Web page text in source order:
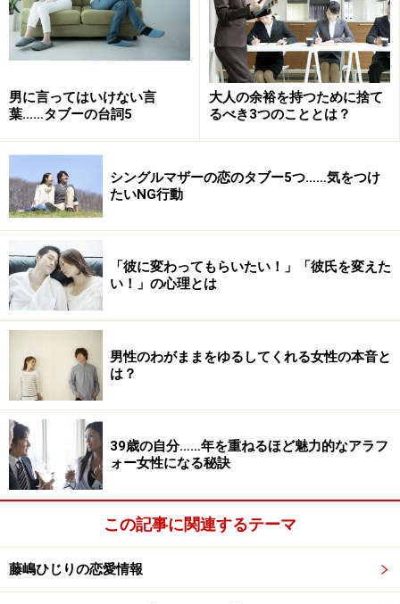
男に言ってはいけない言
葉……タブーの台詞5
大人の余裕を持つために捨て
るべき3つのこととは？
シングルマザーの恋のタブー5つ……気をつけ
たいNG行動
「彼に変わってもらいたい！」「彼氏を変えた
い！」の心理とは
男性のわがままをゆるしてくれる女性の本音と
は？
39歳の自分……年を重ねるほど魅力的なアラフ
ォー女性になる秘訣
この記事に関連するテーマ
藤嶋ひじりの恋愛情報